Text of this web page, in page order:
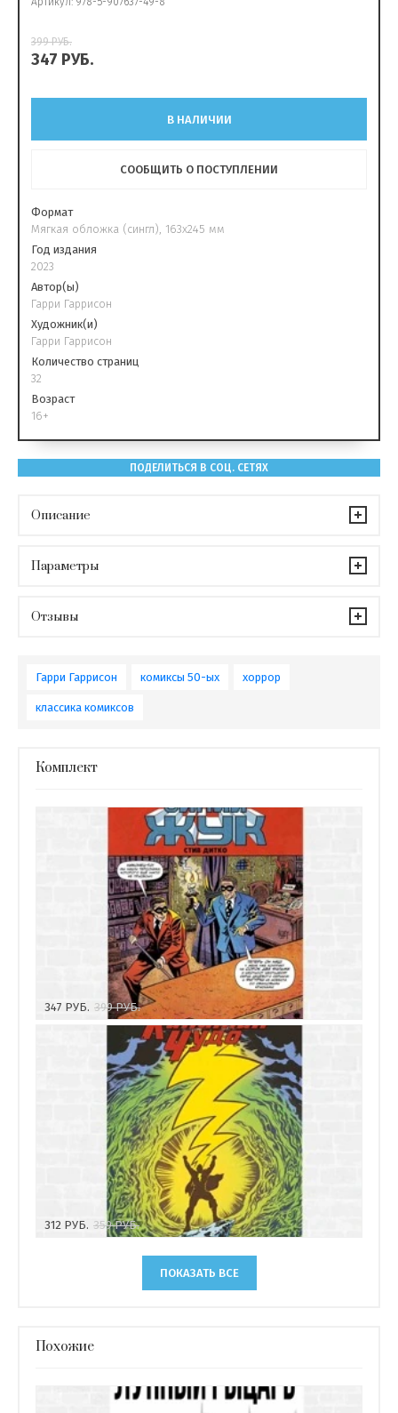
399РУБ.
347 РУБ.
В НАЛИЧИИ
СООБЩИТЬ О ПОСТУПЛЕНИИ
Формат
Мягкая обложка (сингл), 163х245 мм
Год издания
2023
Автор(ы)
Гарри Гаррисон
Художник(и)
Гарри Гаррисон
Количество страниц
32
Возраст
16+
ПОДЕЛИТЬСЯ В СОЦ. СЕТЯХ
Описание
Параметры
Отзывы
Гарри Гаррисон комиксы 50-ых хоррор
классика комиксов
Комплект
347 РУБ. 399РУБ.
312 РУБ. 359РУБ.
ПОКАЗАТЬ ВСЕ
Похожие